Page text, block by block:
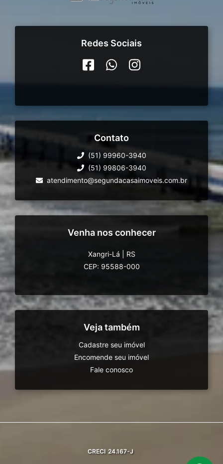
Redes Sociais
Contato
(51) 99960-3940
(51) 99806-3940
atendimento@segundacasaimoveis.com.br
Venha nos conhecer
Xangri-Lá
RS
CEP: 95588-000
Veja também
Cadastre seu imóvel
Encomende seu imóvel
Fale conosco
CRECI 24.167-J